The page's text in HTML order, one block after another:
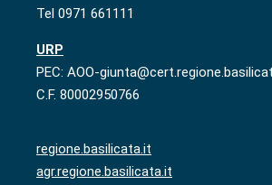
Tel 0971 661111
URP
PEC: AOO-
C.F. 80002950766
regione.basilicata.it
agr.regione.basilicata.it